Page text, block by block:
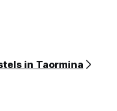
in Taormina